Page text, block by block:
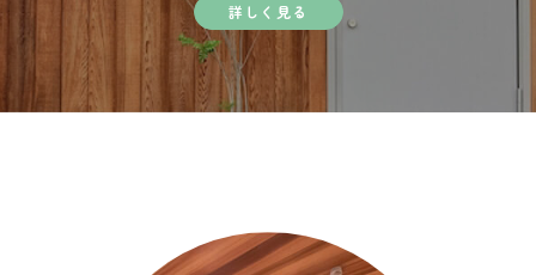
詳しく見る